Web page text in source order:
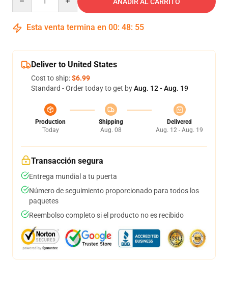
Esta venta termina en 00: 48: 54
Deliver to United States
Cost to ship:$6.99
Standard - Order today to get byAug. 12 - Aug. 19
Production
Today
Shipping
Aug. 08
Delivered
Aug. 12 - Aug. 19
Transacción segura
Entrega mundial a tu puerta
Número de seguimiento proporcionado para todos los
paquetes
Reembolso completo si el producto no es recibido